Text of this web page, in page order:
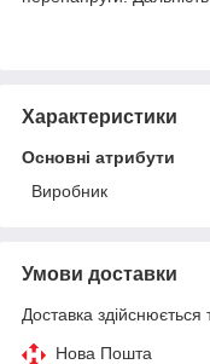
Характеристики
Основні атрибути
Виробник
Умови доставки
Доставка здійснюється
Нова Пошта